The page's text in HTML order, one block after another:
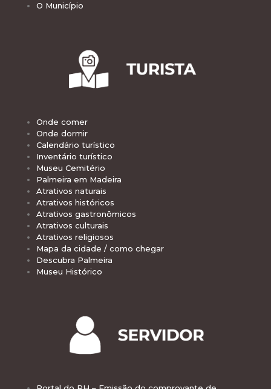
O Município
Onde comer
Onde dormir
Calendário turístico
Inventário turístico
Museu Cemitério
Palmeira em Madeira
Atrativos naturais
Atrativos históricos
Atrativos gastronômicos
Atrativos culturais
Atrativos religiosos
Mapa da cidade / como chegar
Descubra Palmeira
Museu Histórico